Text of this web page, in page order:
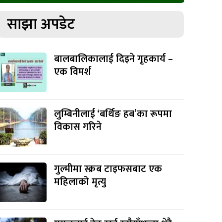
साझा अपडेट
बालबालिकालाई दिइने गृहकार्य –
एक विमर्श
लुम्बिनीलाई ‘बर्थिङ हब’का रूपमा
विकास गरिने
गुल्मीमा स्क्रब टाइफसबाट एक
महिलाको मृत्यु